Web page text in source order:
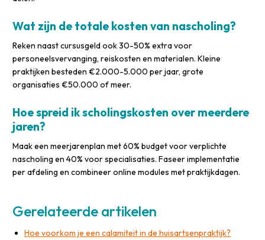
Wat zijn de totale kosten van nascholing?
Reken naast cursusgeld ook 30-50% extra voor
personeelsvervanging, reiskosten en materialen. Kleine
praktijken besteden €2.000-5.000 per jaar, grote
organisaties €50.000 of meer.
Hoe spreid ik scholingskosten over meerdere
jaren?
Maak een meerjarenplan met 60% budget voor verplichte
nascholing en 40% voor specialisaties. Faseer implementatie
per afdeling en combineer online modules met praktijkdagen.
Gerelateerde artikelen
Hoe voorkom je een calamiteit in de huisartsenpraktijk?